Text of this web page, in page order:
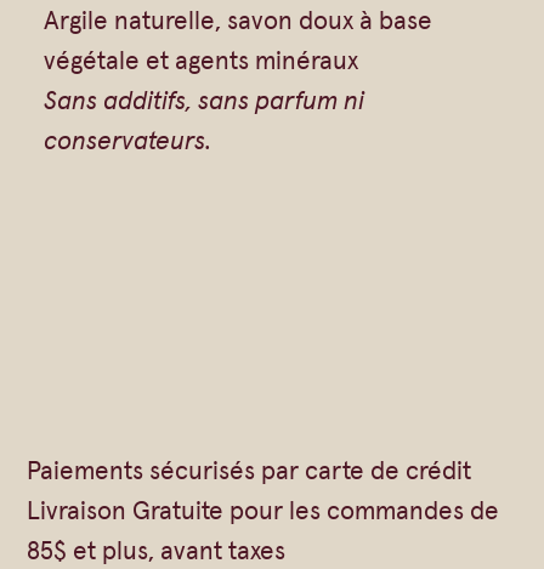
Argile naturelle, savon doux à base
végétale et agents minéraux
Sans additifs, sans parfum ni
conservateurs.
Paiements sécurisés par carte de crédit
Livraison Gratuite pour les commandes de
85$ et plus, avant taxes